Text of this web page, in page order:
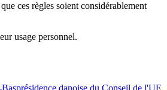
ces règles soient considérablement
usage personnel.